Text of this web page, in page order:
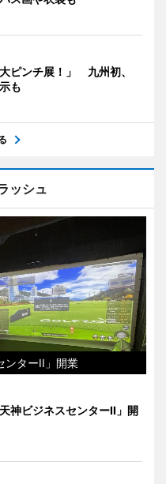
ピンチ展！」 九州初、
も
ッシュ
ンターII」開業
神ビジネスセンターII」開